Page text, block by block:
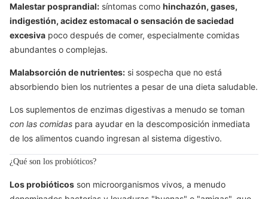
Malestar posprandial: síntomas como hinchazón, gases,
indigestión, acidez estomacal o sensación de saciedad
excesiva poco después de comer, especialmente comidas
abundantes o complejas.
Malabsorción de nutrientes: si sospecha que no está
absorbiendo bien los nutrientes a pesar de una dieta saludable.
Los suplementos de enzimas digestivas a menudo se toman
con las comidas para ayudar en la descomposición inmediata
de los alimentos cuando ingresan al sistema digestivo.
¿Qué son los probióticos?
Los probióticos son microorganismos vivos, a menudo